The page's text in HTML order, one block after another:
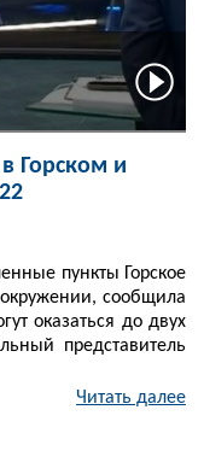
Горском и
пункты Горское
сообщила
оказаться до двух
представитель
Читать далее